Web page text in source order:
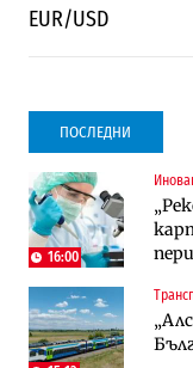
EUR/USD
ПОСЛЕДНИ
16:00
в